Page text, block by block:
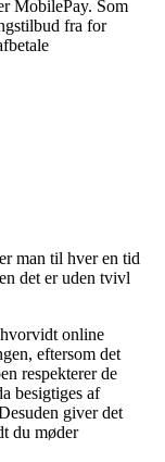
MobilePay. Som
fra for
man til hver en tid
det er uden tvivl
online
eftersom det
respekterer de
besigtiges af
giver det
du møder